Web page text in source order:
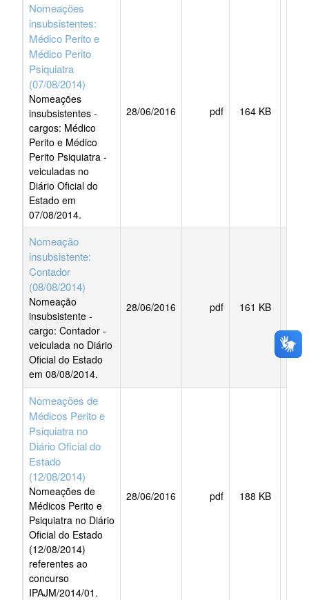
Nomeações
insubsistentes:
Médico Perito e
Médico Perito
Psiquiatra
(07/08/2014)
Nomeações
insubsistentes -
cargos: Médico
Perito e Médico
Perito Psiquiatra -
veiculadas no
Diário Oficial do
Estado em
07/08/2014.
28/06/2016 pdf 164 KB
Nomeação
insubsistente:
Contador
(08/08/2014)
Nomeação
insubsistente -
cargo: Contador -
veiculada no Diário
Oficial do Estado
em 08/08/2014.
28/06/2016 pdf 161 KB
Nomeações de
Médicos Perito e
Psiquiatra no
Diário Oficial do
Estado
(12/08/2014)
Nomeações de
Médicos Perito e
Psiquiatra no Diário
Oficial do Estado
(12/08/2014)
referentes ao
concurso
IPAJM/2014/01.
28/06/2016 pdf 188 KB